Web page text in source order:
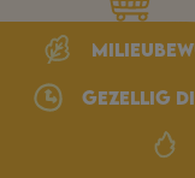
Gezellig